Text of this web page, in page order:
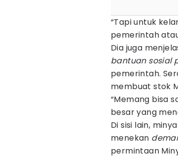
“Tapi untuk
pemerintah
Dia juga
bantuan sosial
pemerintah.
membuat stok
“Memang bisa
besar yang
Di sisi lain,
menekan
permintaan